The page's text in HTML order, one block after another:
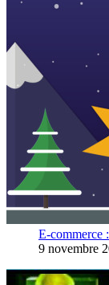
E-commerce
9 novembre